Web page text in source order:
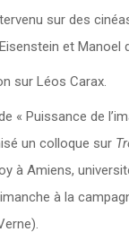
sur des
et Manoel
sur Léos Carax.
« Puissance de
un colloque sur
à Amiens,
à la